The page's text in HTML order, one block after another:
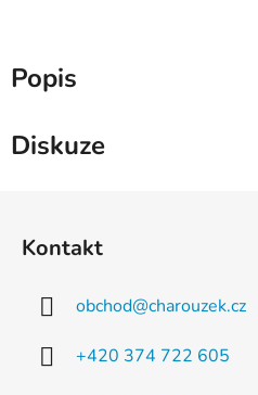
Popis
Diskuze
Kontakt
obchod@charouzek.cz
+420 374 722 605